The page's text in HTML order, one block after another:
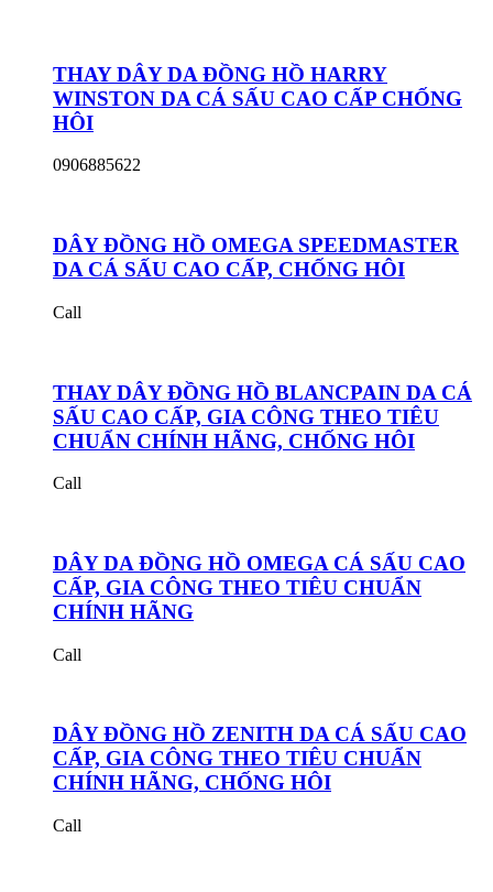
THAY DÂY DA ĐỒNG HỒ HARRY
WINSTON DA CÁ SẤU CAO CẤP CHỐNG
HÔI
0906885622
DÂY ĐỒNG HỒ OMEGA SPEEDMASTER
DA CÁ SẤU CAO CẤP, CHỐNG HÔI
Call
THAY DÂY ĐỒNG HỒ BLANCPAIN DA CÁ
SẤU CAO CẤP, GIA CÔNG THEO TIÊU
CHUẨN CHÍNH HÃNG, CHỐNG HÔI
Call
DÂY DA ĐỒNG HỒ OMEGA CÁ SẤU CAO
CẤP, GIA CÔNG THEO TIÊU CHUẨN
CHÍNH HÃNG
Call
DÂY ĐỒNG HỒ ZENITH DA CÁ SẤU CAO
CẤP, GIA CÔNG THEO TIÊU CHUẨN
CHÍNH HÃNG, CHỐNG HÔI
Call